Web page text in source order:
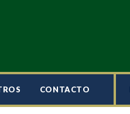
CONTACTO